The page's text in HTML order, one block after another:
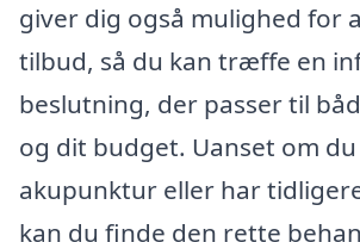
giver dig også mulighed for
tilbud, så du kan træffe en
beslutning, der passer til
og dit budget. Uanset om
akupunktur eller har
kan du finde den rette